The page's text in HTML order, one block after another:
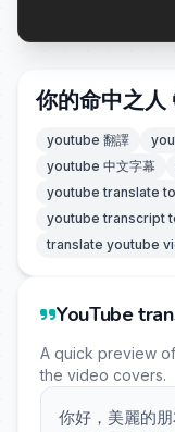
你的命中之人
youtube 翻譯
youtube 中文字幕
youtube translate
youtube transcript
translate youtube
YouTube
A quick preview
the video covers.
你好，美麗的